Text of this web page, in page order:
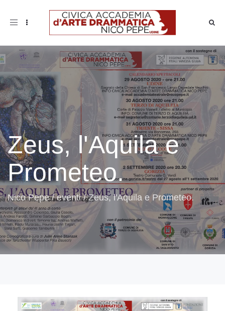
Toggle
Zeus, l'Aquila e
Prometeo.
Nico Pepe/eventi/Zeus, l'Aquila e Prometeo.